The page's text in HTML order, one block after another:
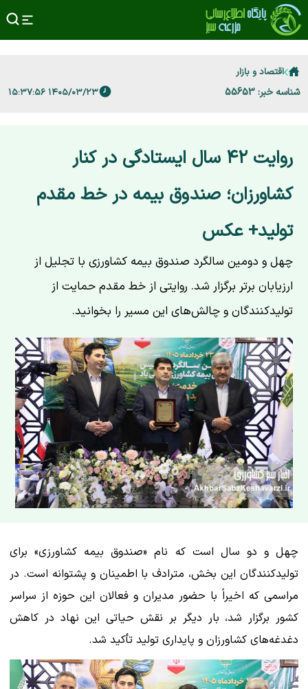
اقتصاد و بازار
شناسه خبر: 55653 ۱۴۰۵/۰۳/۲۳ ۱۵:۳۷:۵۶
روایت ۴۲ سال ایستادگی در کنار
کشاورزان؛ صندوق بیمه در خط مقدم
تولید+ عکس
چهل و دومین سالگرد صندوق بیمه کشاورزی با تجلیل از
ارزیابان برتر برگزار شد. روایتی از خط مقدم حمایت از
تولیدکنندگان و چالش‌های این مسیر را بخوانید.
چهل و دو سال است که نام «صندوق بیمه کشاورزی» برای
تولیدکنندگان این بخش، مترادف با اطمینان و پشتوانه است. در
مراسمی که اخیراً با حضور مدیران و فعالان این حوزه از سراسر
کشور برگزار شد، بار دیگر بر نقش حیاتی این نهاد در کاهش
دغدغه‌های کشاورزان و پایداری تولید تأکید شد.